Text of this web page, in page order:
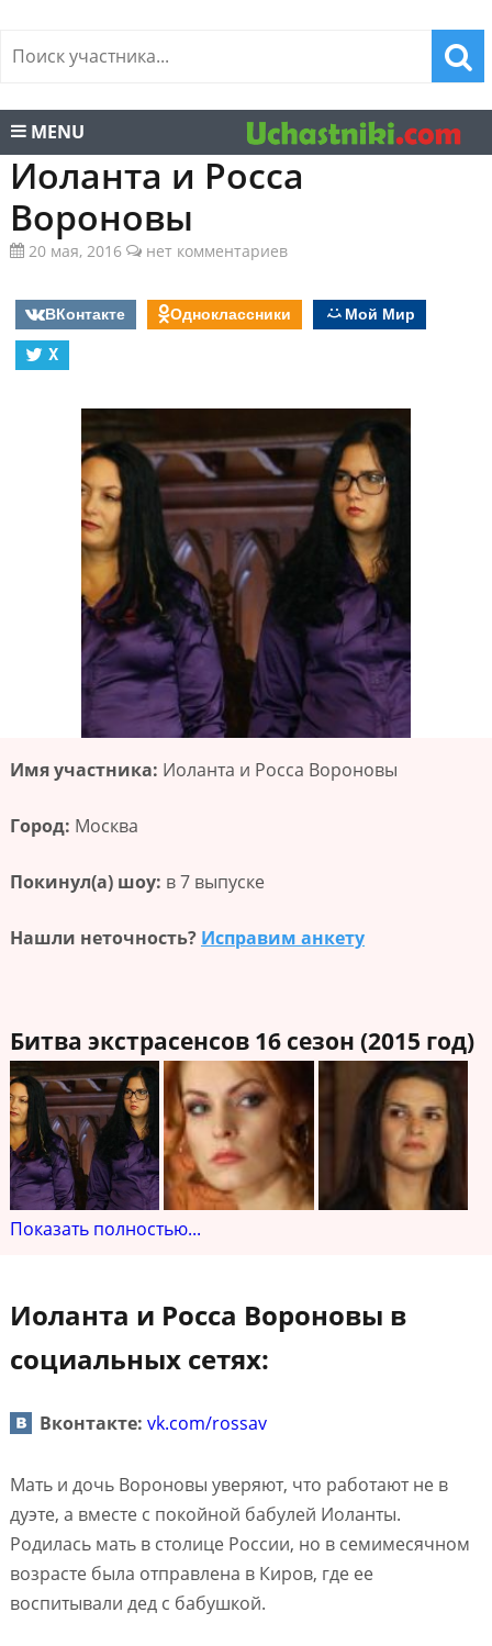
MENU
Иоланта и Росса
Вороновы
20 мая, 2016 нет комментариев
ВКонтакте Одноклассники
Мой Мир
X
Имя участника: Иоланта и Росса Вороновы
Город: Москва
Покинул(а) шоу: в 7 выпуске
Нашли неточность? Исправим анкету
Битва экстрасенсов 16 сезон (2015 год)
Показать полностью...
Иоланта и Росса Вороновы в
социальных сетях:
Вконтакте: vk.com/rossav
Мать и дочь Вороновы уверяют, что работают не в
дуэте, а вместе с покойной бабулей Иоланты.
Родилась мать в столице России, но в семимесячном
возрасте была отправлена в Киров, где ее
воспитывали дед с бабушкой.